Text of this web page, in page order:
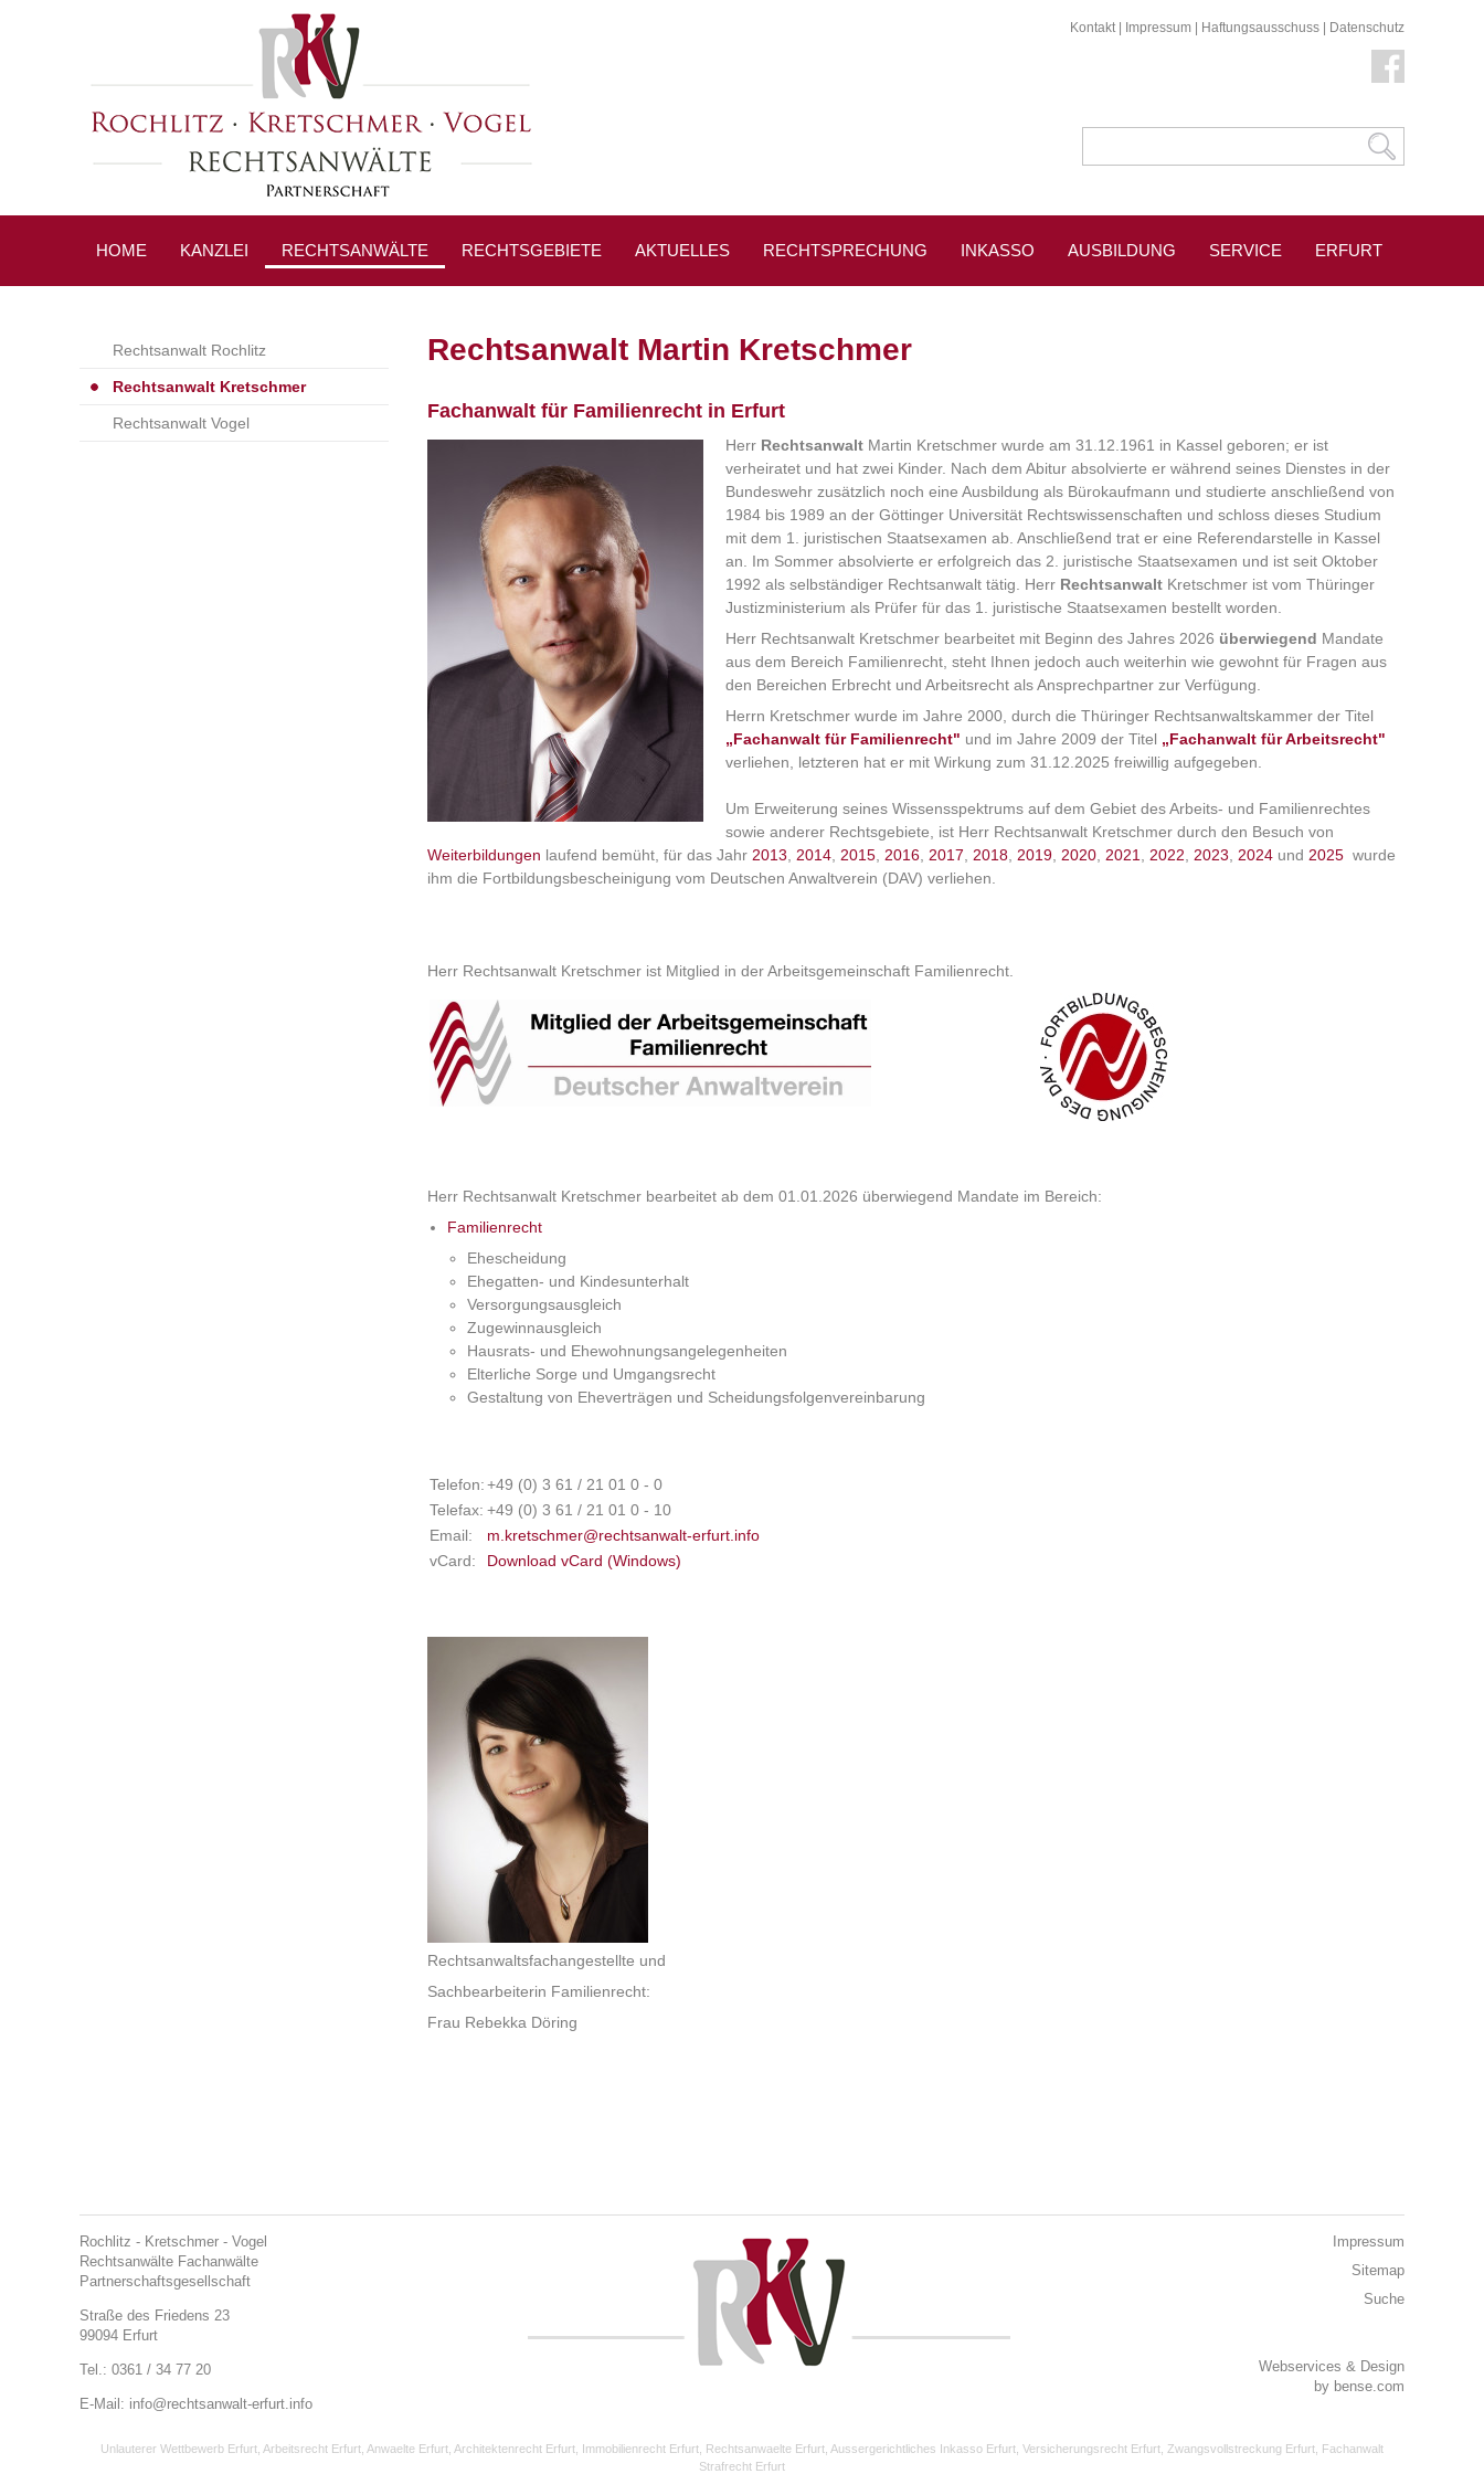
Kontakt| Impressum Haftungsausschuss Datenschutz
HOME KANZLEI RECHTSANWÄLTE RECHTSGEBIETE AKTUELLES RECHTSPRECHUNG INKASSO AUSBILDUNG SERVICE ERFURT
Rechtsanwalt Rochlitz
Rechtsanwalt Kretschmer
Rechtsanwalt Vogel
Rechtsanwalt Martin Kretschmer
Fachanwalt für Familienrecht in Erfurt
Herr Rechtsanwalt Martin Kretschmer wurde am 31.12.1961 in Kassel geboren; er ist
verheiratet und hat zwei Kinder. Nach dem Abitur absolvierte er während seines Dienstes in der
Bundeswehr zusätzlich noch eine Ausbildung als Bürokaufmann und studierte anschließend von
1984 bis 1989 an der Göttinger Universität Rechtswissenschaften und schloss dieses Studium
mit dem 1. juristischen Staatsexamen ab. Anschließend trat er eine Referendarstelle in Kassel
an. Im Sommer absolvierte er erfolgreich das 2. juristische Staatsexamen und ist seit Oktober
1992 als selbständiger Rechtsanwalt tätig. Herr Rechtsanwalt Kretschmer ist vom Thüringer
Justizministerium als Prüfer für das 1. juristische Staatsexamen bestellt worden.
Herr Rechtsanwalt Kretschmer bearbeitet mit Beginn des Jahres 2026 überwiegend Mandate
aus dem Bereich Familienrecht, steht Ihnen jedoch auch weiterhin wie gewohnt für Fragen aus
den Bereichen Erbrecht und Arbeitsrecht als Ansprechpartner zur Verfügung.
Herrn Kretschmer wurde im Jahre 2000, durch die Thüringer Rechtsanwaltskammer der Titel
„Fachanwalt für Familienrecht" und im Jahre 2009 der Titel „Fachanwalt für Arbeitsrecht"
verliehen, letzteren hat er mit Wirkung zum 31.12.2025 freiwillig aufgegeben.
Um Erweiterung seines Wissensspektrums auf dem Gebiet des Arbeits- und Familienrechtes
sowie anderer Rechtsgebiete, ist Herr Rechtsanwalt Kretschmer durch den Besuch von
Weiterbildungen laufend bemüht, für das Jahr 2013 2014 2015 2016 2017 2018 2019 2020 2021 2022 2023 2024 und 2025 wurde
ihm die Fortbildungsbescheinigung vom Deutschen Anwaltverein (DAV) verliehen.
Herr Rechtsanwalt Kretschmer ist Mitglied in der Arbeitsgemeinschaft Familienrecht.
Herr Rechtsanwalt Kretschmer bearbeitet ab dem 01.01.2026 überwiegend Mandate im Bereich:
Familienrecht
Ehescheidung
Ehegatten- und Kindesunterhalt
Versorgungsausgleich
Zugewinnausgleich
Hausrats- und Ehewohnungsangelegenheiten
Elterliche Sorge und Umgangsrecht
Gestaltung von Eheverträgen und Scheidungsfolgenvereinbarung
Telefon:+49 (0) 3 61 / 21 01 0 - 0
Telefax: +49 (0) 3 61 / 21 01 0 - 10
Email:
m.kretschmer@rechtsanwalt-erfurt.info
vCard:
Download vCard (Windows)
Rechtsanwaltsfachangestellte und
Sachbearbeiterin Familienrecht:
Frau Rebekka Döring
Rochlitz - Kretschmer - Vogel
Rechtsanwälte Fachanwälte
Partnerschaftsgesellschaft
Straße des Friedens 23
99094 Erfurt
Tel.: 0361 / 34 77 20
E-Mail: info@rechtsanwalt-erfurt.info
Impressum
Sitemap
Suche
Webservices & Design
by bense.com
Unlauterer Wettbewerb Erfurt Arbeitsrecht Erfurt Anwaelte Erfurt Architektenrecht Erfurt Immobilienrecht Erfurt Rechtsanwaelte Erfurt Aussergerichtliches Inkasso Erfurt Versicherungsrecht Erfurt Zwangsvollstreckung Erfurt Fachanwalt
Strafrecht Erfurt